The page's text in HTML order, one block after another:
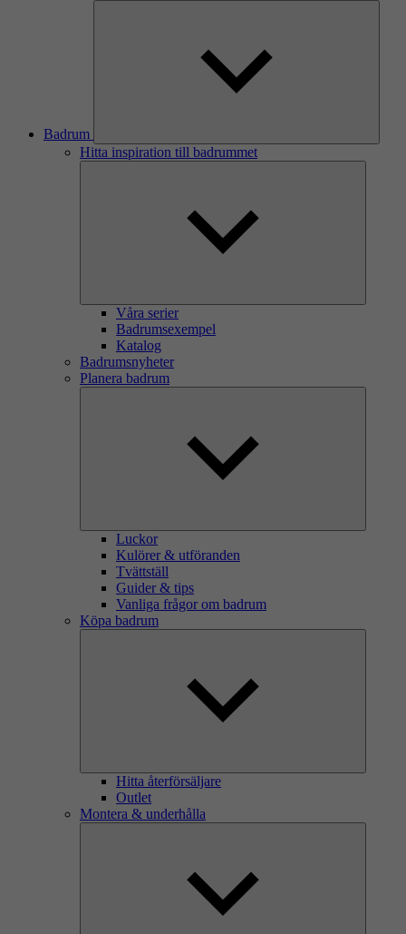
Badrum
Hitta inspiration till badrummet
Våra serier
Badrumsexempel
Katalog
Badrumsnyheter
Planera badrum
Luckor
Kulörer & utföranden
Tvättställ
Guider & tips
Vanliga frågor om badrum
Köpa badrum
Hitta återförsäljare
Outlet
Montera & underhålla